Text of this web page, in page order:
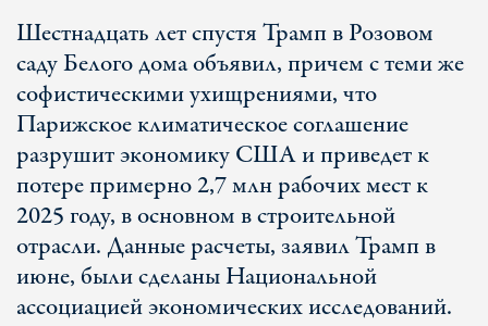
Шестнадцать лет спустя Трамп в Розовом
саду Белого дома объявил, причем с теми же
софистическими ухищрениями, что
Парижское климатическое соглашение
разрушит экономику США и приведет к
потере примерно 2,7 млн рабочих мест к
2025 году, в основном в строительной
отрасли. Данные расчеты, заявил Трамп в
июне, были сделаны Национальной
ассоциацией экономических исследований.